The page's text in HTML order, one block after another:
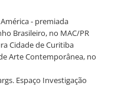
- premiada
Brasileiro, no MAC/PR
Cidade de Curitiba
Arte Contemporânea, no
Espaço Investigação